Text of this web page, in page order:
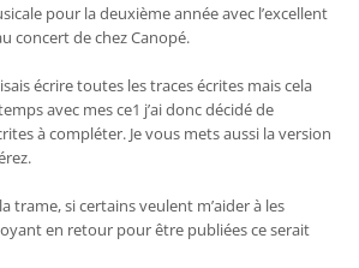
pour la deuxième année avec l’excellent
concert de chez Canopé.
écrire toutes les traces écrites mais cela
avec mes ce1 j’ai donc décidé de
à compléter. Je vous mets aussi la version
trame, si certains veulent m’aider à les
en retour pour être publiées ce serait